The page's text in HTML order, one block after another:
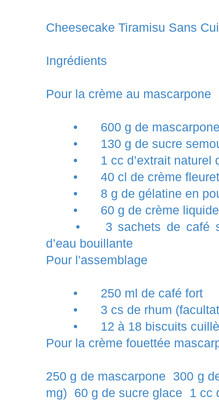
Cheesecake Tiramisu Sans
Ingrédients
Pour la crème au mascarpone
•
600 g de
•
130 g de sucre
•
1 cc d’extrait
•
40 cl de crème
•
8 g de gélatine en
•
60 g de crème
•
3 sachets de café
d’eau bouillante
Pour l'assemblage
•
250 ml de café fort
•
3 cs de rhum
•
12 à 18 biscuits
Pour la crème fouettée
250 g de mascarpone 300 g
mg) 60 g de sucre glace 1